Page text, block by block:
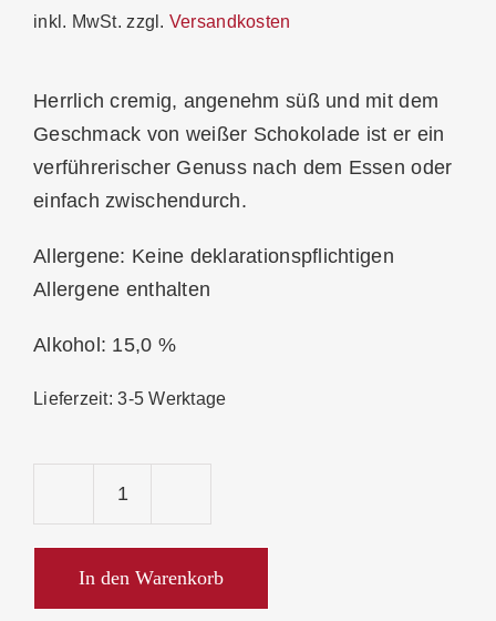
inkl. MwSt. zzgl. Versandkosten
Herrlich cremig, angenehm süß und mit dem
Geschmack von weißer Schokolade ist er ein
verführerischer Genuss nach dem Essen oder
einfach zwischendurch.
Allergene: Keine deklarationspflichtigen
Allergene enthalten
Alkohol: 15,0 %
Lieferzeit:3-5 Werktage
Likör
15%
In den Warenkorb